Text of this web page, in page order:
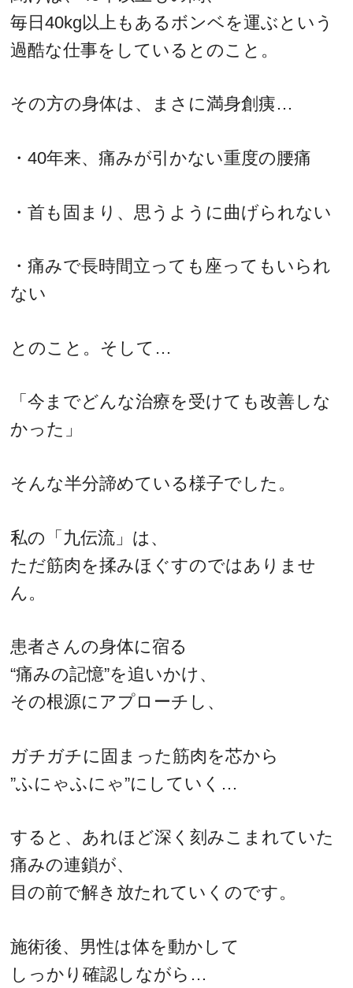
毎日40kg以上もあるボンベを運ぶという
過酷な仕事をしているとのこと。
その方の身体は、まさに満身創痍…
・40年来、痛みが引かない重度の腰痛
・首も固まり、思うように曲げられない
・痛みで長時間立っても座ってもいられ
ない
とのこと。そして…
「今までどんな治療を受けても改善しな
かった」
そんな半分諦めている様子でした。
私の「九伝流」は、
ただ筋肉を揉みほぐすのではありませ
ん。
患者さんの身体に宿る
“痛みの記憶”を追いかけ、
その根源にアプローチし、
ガチガチに固まった筋肉を芯から
”ふにゃふにゃ”にしていく…
すると、あれほど深く刻みこまれていた
痛みの連鎖が、
目の前で解き放たれていくのです。
施術後、男性は体を動かして
しっかり確認しながら…